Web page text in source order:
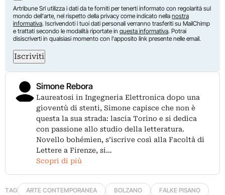
Artribune Srl utilizza i dati da te forniti per tenerti informato con regolarità sul
mondo dell'arte, nel rispetto della privacy come indicato nella nostra
informativa. Iscrivendoti i tuoi dati personali verranno trasferiti su MailChimp
e trattati secondo le modalità riportate in questa informativa. Potrai
disiscriverti in qualsiasi momento con l'apposito link presente nelle email.
Iscriviti
Simone Rebora
Laureatosi in Ingegneria Elettronica dopo una
gioventù di stenti, Simone capisce che non è
questa la sua strada: lascia Torino e si dedica
con passione allo studio della letteratura.
Novello bohémien, s’iscrive così alla Facoltà di
Lettere a Firenze, si…
Scopri di più
TAG ARTE CONTEMPORANEA BOLZANO
FALKE PISANO